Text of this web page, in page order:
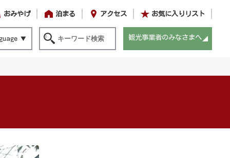
おみやげ 泊まる アクセス お気に入りリスト
観光事業者のみなさまへ